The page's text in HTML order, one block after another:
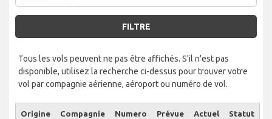
FILTRE
Tous les vols peuvent ne pas être affichés. S'il n'est pas
disponible, utilisez la recherche ci-dessus pour trouver votre
vol par compagnie aérienne, aéroport ou numéro de vol.
Origine
Compagnie
Numero
Prévue Actuel Statut